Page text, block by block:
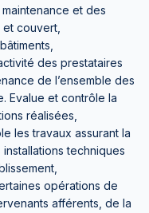
et des
couvert,
des prestataires
de l’ensemble des
Evalue et contrôle la
réalisées,
les travaux assurant la
techniques
opérations de
afférents, de la